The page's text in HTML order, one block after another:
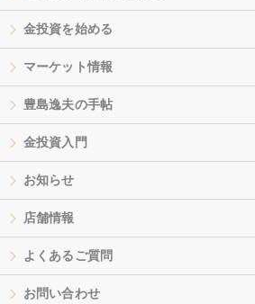
金投資を始める
マーケット情報
豊島逸夫の手帖
金投資入門
お知らせ
店舗情報
よくあるご質問
お問い合わせ